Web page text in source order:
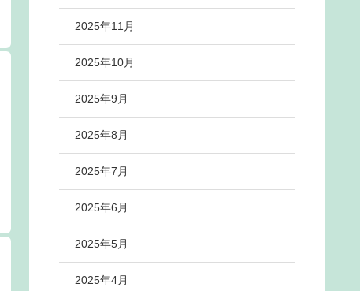
2025年11月
2025年10月
2025年9月
2025年8月
2025年7月
2025年6月
2025年5月
2025年4月